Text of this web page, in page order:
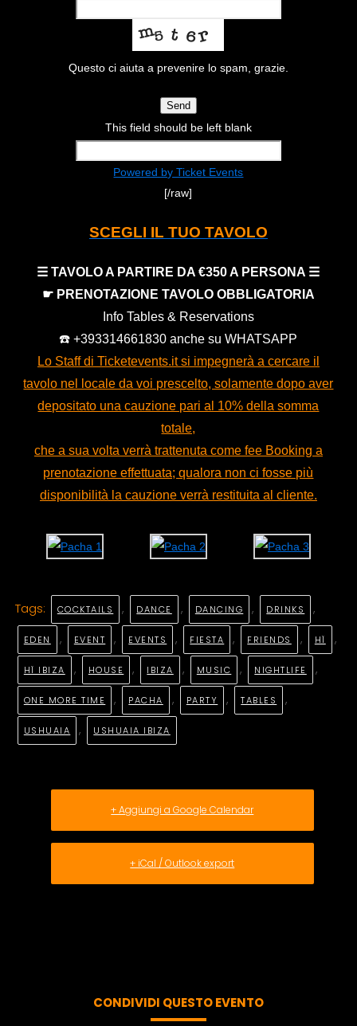
Questo ci aiuta a prevenire lo spam, grazie.
Send
This field should be left blank
Powered by Ticket Events
[/raw]
SCEGLI IL TUO TAVOLO
☰ TAVOLO A PARTIRE DA €350 A PERSONA ☰
☛ PRENOTAZIONE TAVOLO OBBLIGATORIA
Info Tables & Reservations
☎️ +393314661830 anche su WHATSAPP
Lo Staff di Ticketevents.it si impegnerà a cercare il
tavolo nel locale da voi prescelto, solamente dopo aver
depositato una cauzione pari al 10% della somma
totale,
che a sua volta verrà trattenuta come fee Booking a
prenotazione effettuata; qualora non ci fosse più
disponibilità la cauzione verrà restituita al cliente.
Tags: COCKTAILS , DANCE , DANCING , DRINKS ,
EDEN , EVENT , EVENTS , FIESTA , FRIENDS , HÏ ,
HÏ IBIZA , HOUSE , IBIZA , MUSIC , NIGHTLIFE ,
ONE MORE TIME , PACHA , PARTY , TABLES ,
USHUAIA , USHUAIA IBIZA
+ Aggiungi a Google Calendar
+ iCal / Outlook export
CONDIVIDI QUESTO EVENTO